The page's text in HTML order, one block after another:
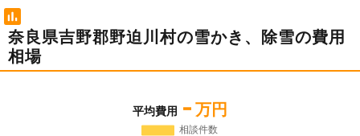
奈良県吉野郡野迫川村の雪かき、除雪の費用
相場
平均費用 - 万円